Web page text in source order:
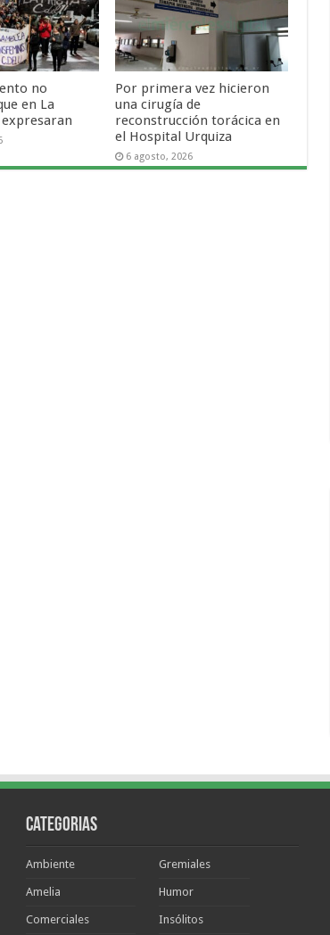
no
en La
Por primera vez hicieron
una cirugía de
reconstrucción torácica en
el Hospital Urquiza
6 agosto, 2026
Categorias
Ambiente
Amelia
Comerciales
Gremiales
Humor
Insólitos